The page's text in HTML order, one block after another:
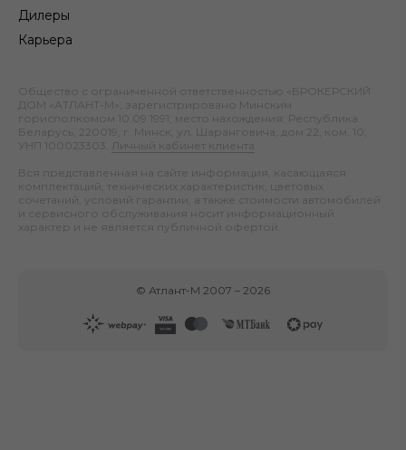
Дилеры
Карьера
Общество с ограниченной ответственностью «БРОКЕРСКИЙ
ДОМ «АТЛАНТ-М», зарегистрировано Минским
горисполкомом 10.09.1991; место нахождения: Республика
Беларусь, 220019, г. Минск, ул. Шаранговича, дом 22, ком. 10;
УНП 100023303.
Личный кабинет клиента
Вся представленная на сайте информация, касающаяся
комплектаций, технических характеристик, цветовых
сочетаний, условий гарантии, а также стоимости автомобилей
и сервисного обслуживания носит информационный
характер и не является публичной офертой.
© Атлант-М 2007 – 2026